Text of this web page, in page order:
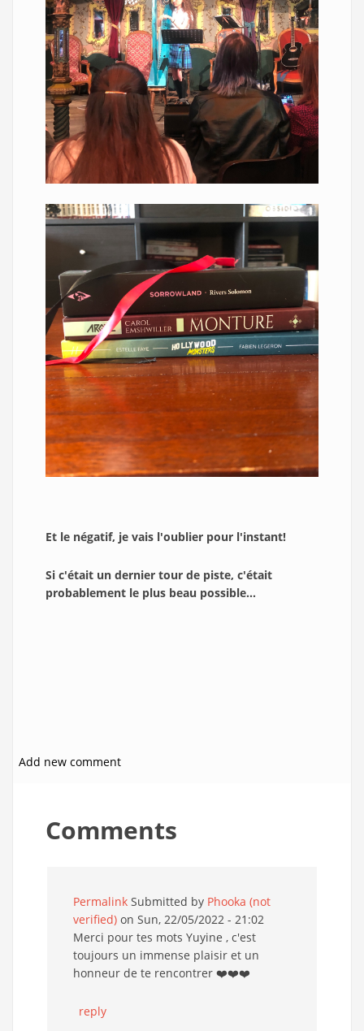
Et le négatif, je vais l'oublier pour l'instant!
Si c'était un dernier tour de piste, c'était
probablement le plus beau possible...
Add new comment
Comments
Permalink Submitted by Phooka (not
verified) on Sun, 22/05/2022 - 21:02
Merci pour tes mots Yuyine , c'est
toujours un immense plaisir et un
honneur de te rencontrer ❤️❤️❤️
reply